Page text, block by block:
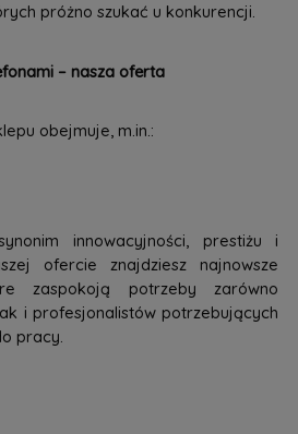
próżno szukać u konkurencji.
– nasza oferta
obejmuje, m.in.:
innowacyjności, prestiżu i
ofercie znajdziesz najnowsze
zaspokoją potrzeby zarówno
i profesjonalistów potrzebujących
pracy.